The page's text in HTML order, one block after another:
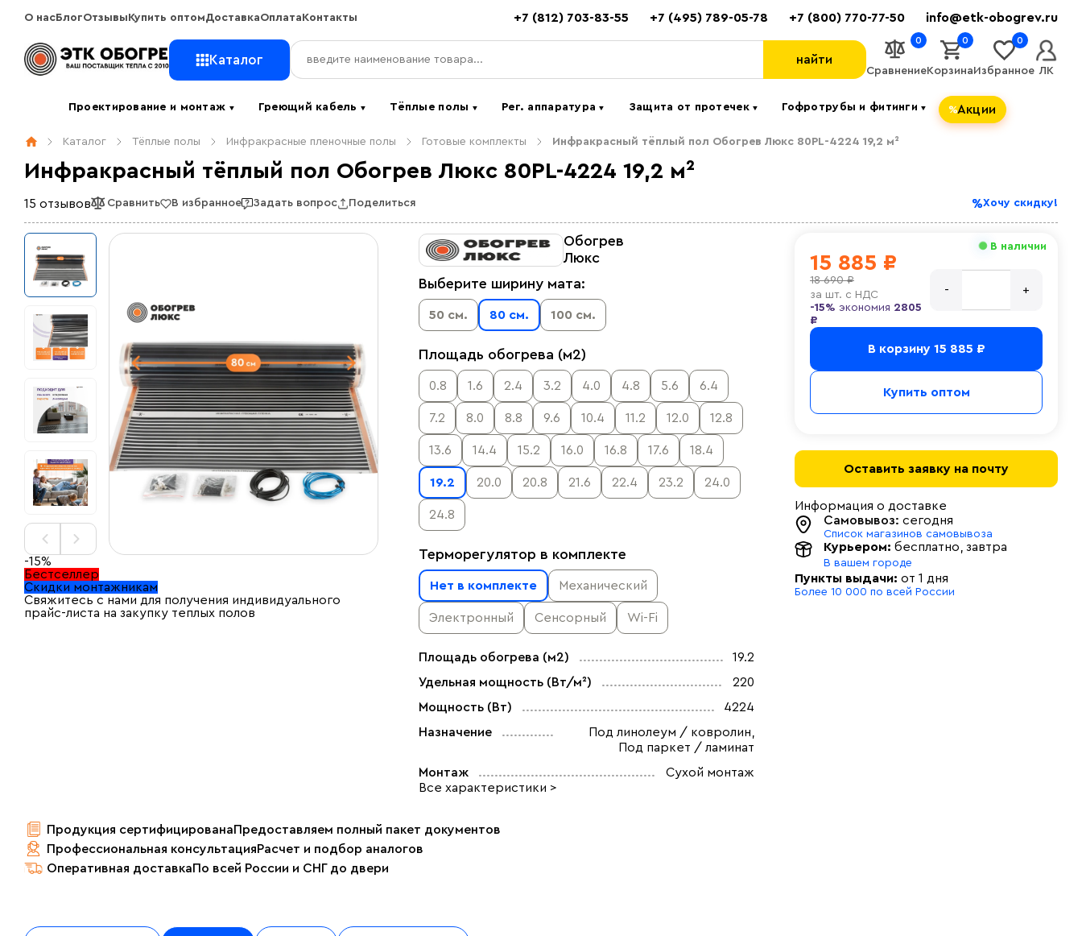
О нас БлогОтзывы Купить оптомДоставкаОплата Контакты +7 (812) 703-83-55 +7 (495) 789-05-78 +7 (800) 770-77-50 info@etk-obogrev.ru
Каталог найти
Сравнение
0
Корзина
0
Избранное
0
ЛК
Проектирование и монтаж ▼ Греющий кабель▼ Тёплые полы ▼ Рег. аппаратура▼ Защита от протечек▼ Гофротрубы и фитинги▼ Акции
Каталог Тёплые полы Инфракрасные пленочные полы Готовые комплекты Инфракрасный тёплый пол Обогрев Люкс 80PL-4224 19,2 м²
Инфракрасный тёплый пол Обогрев Люкс 80PL-4224 19,2 м²
15 отзывов Сравнить В избранное Задать вопрос Поделиться Хочу скидку!
-15%
Бестселлер
Скидки монтажникам
Свяжитесь с нами для получения индивидуального
прайс-листа на закупку теплых полов
Обогрев
Люкс
Выберите ширину мата:
50 см. 80 см. 100 см.
Площадь обогрева (м2)
0.8 1.6 2.4 3.2 4.0 4.8 5.6 6.4
7.2 8.0 8.8 9.6 10.4 11.2 12.0 12.8
13.6 14.4 15.2 16.0 16.8 17.6 18.4
19.2 20.0 20.8 21.6 22.4 23.2 24.0
24.8
Терморегулятор в комплекте
Нет в комплекте Механический
Электронный Сенсорный Wi-Fi
Площадь обогрева (м2)
19.2
Удельная мощность (Вт/м²)
220
Мощность (Вт)
4224
Назначение
Под линолеум / ковролин,
Под паркет / ламинат
Монтаж
Сухой монтаж
Все характеристики >
В наличии
15 885 ₽
18 690 ₽
за шт. с НДС
-15% экономия 2805
₽
В корзину 15 885 ₽
Купить оптом
Оставить заявку на почту
Информация о доставке
Самовывоз: сегодня
Список магазинов самовывоза
Курьером: бесплатно , завтра
В вашем городе
Пункты выдачи: от 1 дня
Более 10 000 по всей России
Продукция сертифицированаПредоставляем полный пакет документов
Профессиональная консультацияРасчет и подбор аналогов
Оперативная доставкаПо всей России и СНГ до двери